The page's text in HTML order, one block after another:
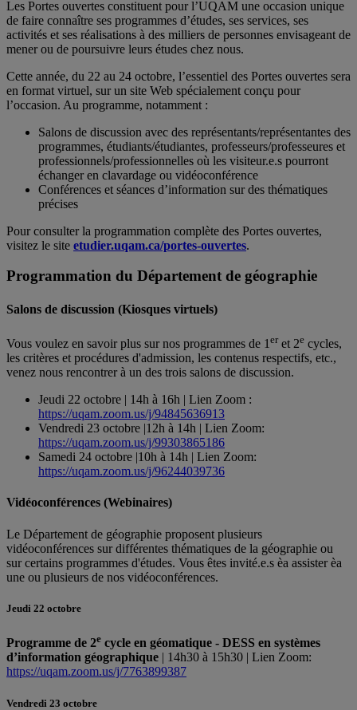
Les Portes ouvertes constituent pour l’UQAM une occasion unique
de faire connaître ses programmes d’études, ses services, ses
activités et ses réalisations à des milliers de personnes envisageant de
mener ou de poursuivre leurs études chez nous.
Cette année, du 22 au 24 octobre, l’essentiel des Portes ouvertes sera
en format virtuel, sur un site Web spécialement conçu pour
l’occasion. Au programme, notamment :
Salons de discussion avec des représentants/représentantes des
programmes, étudiants/étudiantes, professeurs/professeures et
professionnels/professionnelles où les visiteur.e.s pourront
échanger en clavardage ou vidéoconférence
Conférences et séances d’information sur des thématiques
précises
Pour consulter la programmation complète des Portes ouvertes,
visitez le site etudier.uqam.ca/portes-ouvertes.
Programmation du Département de géographie
Salons de discussion (Kiosques virtuels)
Vous voulez en savoir plus sur nos programmes de 1 eret 2e cycles,
les critères et procédures d'admission, les contenus respectifs, etc.,
venez nous rencontrer à un des trois salons de discussion.
Jeudi 22 octobre | 14h à 16h | Lien Zoom :
https://uqam.zoom.us/j/94845636913
Vendredi 23 octobre |12h à 14h | Lien Zoom:
https://uqam.zoom.us/j/99303865186
Samedi 24 octobre |10h à 14h | Lien Zoom:
https://uqam.zoom.us/j/96244039736
Vidéoconférences (Webinaires)
Le Département de géographie proposent plusieurs
vidéoconférences sur différentes thématiques de la géographie ou
sur certains programmes d'études. Vous êtes invité.e.s èa assister èa
une ou plusieurs de nos vidéoconférences.
Jeudi 22 octobre
Programme de 2e cycle en géomatique - DESS en systèmes
d’information géographique | 14h30 à 15h30 | Lien Zoom:
https://uqam.zoom.us/j/7763899387
Vendredi 23 octobre